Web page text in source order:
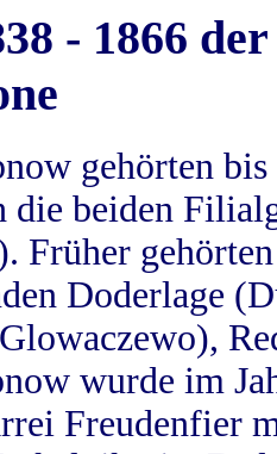
- 1866
gehörten
die beiden
Früher
Doderlage
wurde im
Freudenfier